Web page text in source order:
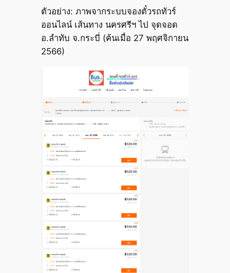
ตัวอย่าง: ภาพจากระบบจองตั๋วรถทัวร์
ออนไลน์ เส้นทาง นครศรีฯ ไป จุดจอด
อ.ลำทับ จ.กระบี่ (ค้นเมื่อ 27 พฤศจิกายน
2566)